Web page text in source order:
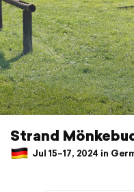
Strand
Jul 15–17, 2024 in